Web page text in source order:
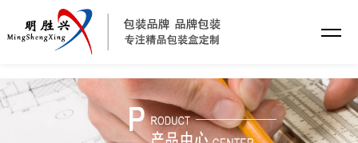
乐动·网站注册